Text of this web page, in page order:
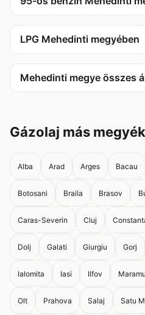
LPG Mehedinti megyében
Mehedinti megye összes
Gázolaj más
Alba Arad Arges Bacau
Botosani Braila Brasov
Caras-Severin Cluj
Dolj Galati Giurgiu Gorj
Ialomita Iasi Ilfov
Olt Prahova Salaj Satu